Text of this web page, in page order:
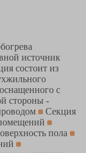
источник
состоит из
с
стороны -
Секция
пола